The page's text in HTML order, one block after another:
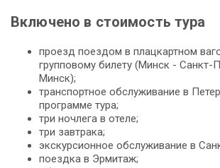
Включено в стоимость тура
проезд поездом в плацкартном
групповому билету (Минск - Санкт-
Минск);
транспортное обслуживание в
программе тура;
три ночлега в отеле;
три завтрака;
экскурсионное обслуживание в
поездка в Эрмитаж;